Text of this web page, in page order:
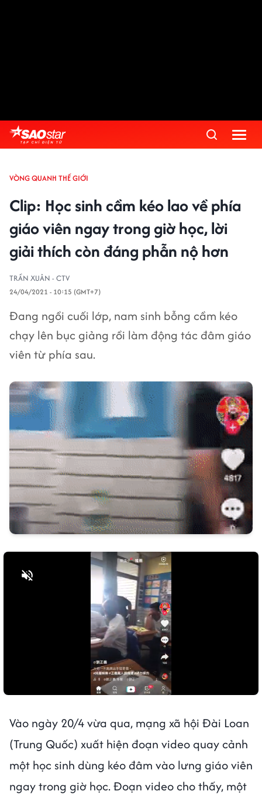
VÒNG QUANH THẾ GIỚI
Clip: Học sinh cầm kéo lao về phía
giáo viên ngay trong giờ học, lời
giải thích còn đáng phẫn nộ hơn
TRẦN XUÂN - CTV
24/04/2021 - 10:15 (GMT+7)
Đang ngồi cuối lớp, nam sinh bỗng cầm kéo
chạy lên bục giảng rồi làm động tác đâm giáo
viên từ phía sau.
Vào ngày 20/4 vừa qua, mạng xã hội Đài Loan
(Trung Quốc) xuất hiện đoạn video quay cảnh
một học sinh dùng kéo đâm vào lưng giáo viên
ngay trong giờ học. Đoạn video cho thấy, một